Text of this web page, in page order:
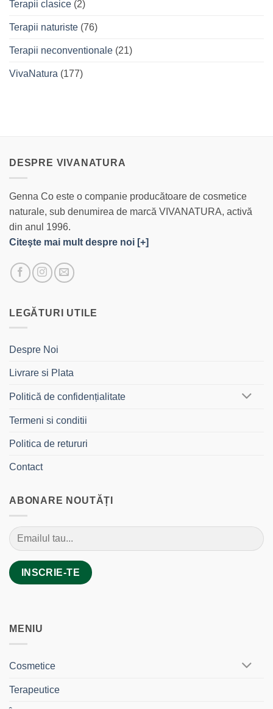
Terapii clasice (2)
Terapii naturiste (76)
Terapii neconventionale (21)
VivaNatura (177)
DESPRE VIVANATURA
Genna Co este o companie producătoare de cosmetice
naturale, sub denumirea de marcă VIVANATURA, activă
din anul 1996.
Citeşte mai mult despre noi [+]
LEGĂTURI UTILE
Despre Noi
Livrare si Plata
Politică de confidențialitate
Termeni si conditii
Politica de retururi
Contact
ABONARE NOUTĂȚI
MENIU
Cosmetice
Terapeutice